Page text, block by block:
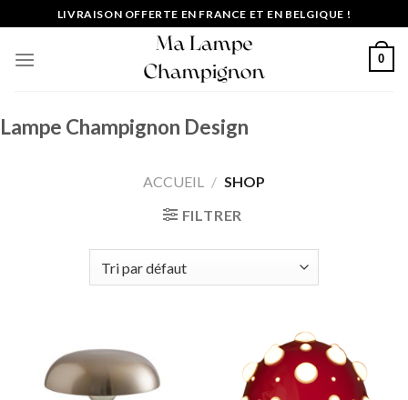
au
contenu
LIVRAISON OFFERTE EN FRANCE ET EN BELGIQUE !
0
Lampe Champignon Design
ACCUEIL / SHOP
FILTRER